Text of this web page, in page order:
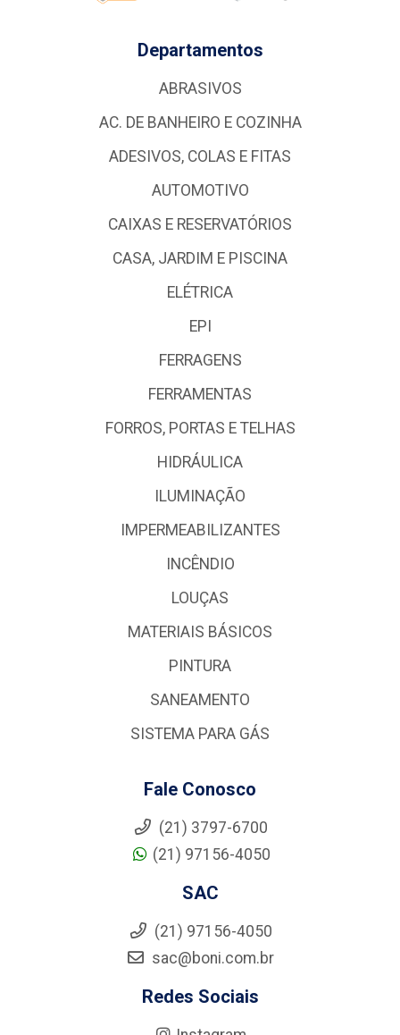
Departamentos
ABRASIVOS
AC. DE BANHEIRO E COZINHA
ADESIVOS, COLAS E FITAS
AUTOMOTIVO
CAIXAS E RESERVATÓRIOS
CASA, JARDIM E PISCINA
ELÉTRICA
EPI
FERRAGENS
FERRAMENTAS
FORROS, PORTAS E TELHAS
HIDRÁULICA
ILUMINAÇÃO
IMPERMEABILIZANTES
INCÊNDIO
LOUÇAS
MATERIAIS BÁSICOS
PINTURA
SANEAMENTO
SISTEMA PARA GÁS
Fale Conosco
(21) 3797-6700
(21) 97156-4050
SAC
(21) 97156-4050
sac@boni.com.br
Redes Sociais